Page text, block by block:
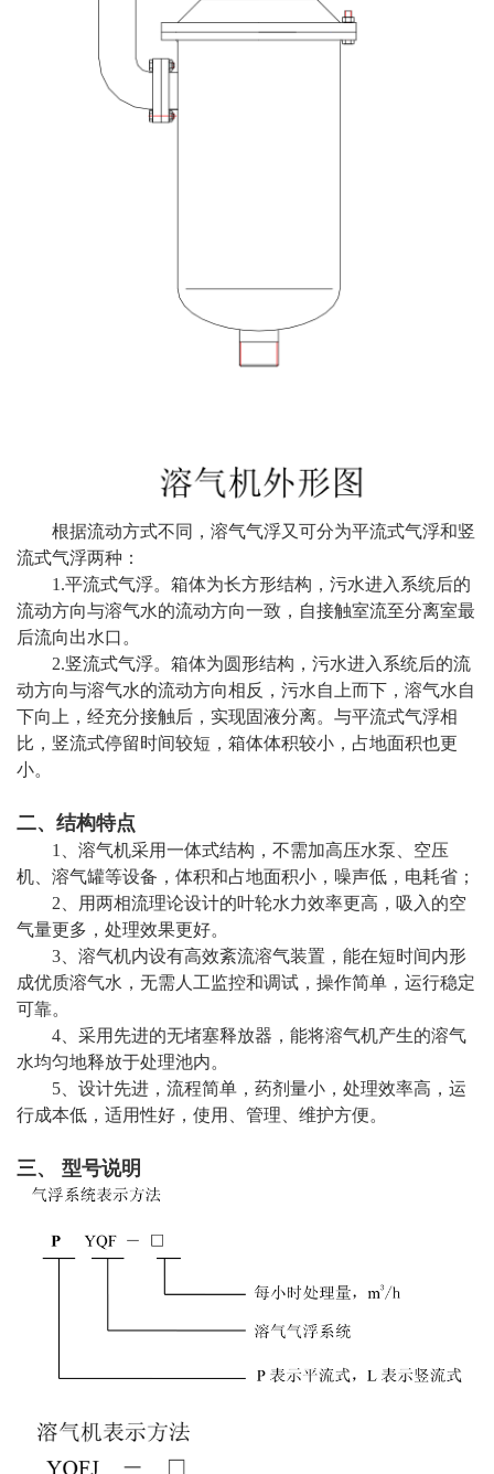
根据流动方式不同，溶气气浮又可分为平流式气浮和竖
流式气浮两种：
1.平流式气浮。箱体为长方形结构，污水进入系统后的
流动方向与溶气水的流动方向一致，自接触室流至分离室最
后流向出水口。
2.竖流式气浮。箱体为圆形结构，污水进入系统后的流
动方向与溶气水的流动方向相反，污水自上而下，溶气水自
下向上，经充分接触后，实现固液分离。与平流式气浮相
比，竖流式停留时间较短，箱体体积较小，占地面积也更
小。
二、结构特点
1、溶气机采用一体式结构，不需加高压水泵、空压
机、溶气罐等设备，体积和占地面积小，噪声低，电耗省；
2、用两相流理论设计的叶轮水力效率更高，吸入的空
气量更多，处理效果更好。
3、溶气机内设有高效紊流溶气装置，能在短时间内形
成优质溶气水，无需人工监控和调试，操作简单，运行稳定
可靠。
4、采用先进的无堵塞释放器，能将溶气机产生的溶气
水均匀地释放于处理池内。
5、设计先进，流程简单，药剂量小，处理效率高，运
行成本低，适用性好，使用、管理、维护方便。
三、 型号说明